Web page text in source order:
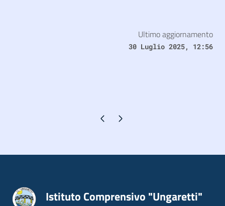
Ultimo aggiornamento
30 Luglio 2025, 12:56
Pagina precedente
Pagina successiva
Istituto Comprensivo "Ungaretti"